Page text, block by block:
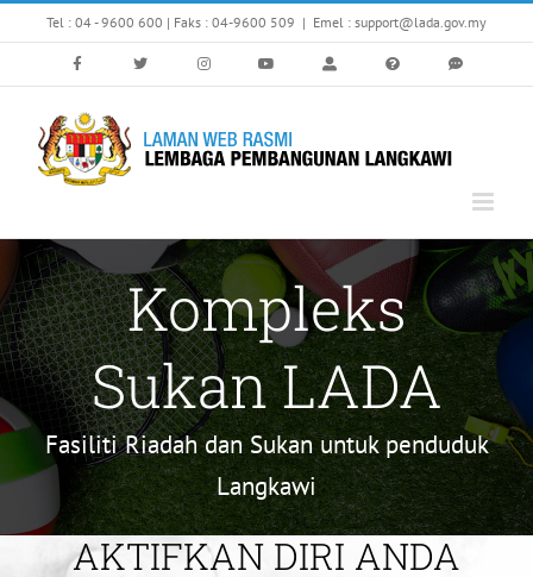
to
Tel : 04 - 9600 600 | Faks : 04-9600 509 | Emel : support@lada.gov.my
Kompleks
Sukan LADA
Fasiliti Riadah dan Sukan untuk penduduk
Langkawi
AKTIFKAN DIRI ANDA